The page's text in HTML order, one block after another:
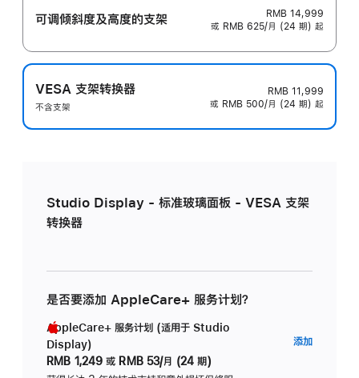
可调倾斜度及高‍度的支‍架
RMB 14,999
或 RMB 625/月 (24 期) 起
VESA 支架转换器
不含支架
RMB 11,999
或 RMB 500/月 (24 期) 起
Studio Display - 标准玻璃面板 - VESA 支架
转换器
是否要添加 AppleCare+ 服务计划？
AppleCare+ 服务计划 (适用于 Studio
Display)
RMB 1,249 或 RMB 53/月 (24 期)
添加